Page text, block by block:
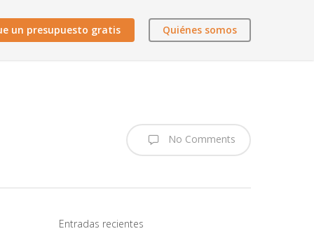
un presupuesto gratis Quiénes somos
No Comments
Entradas recientes